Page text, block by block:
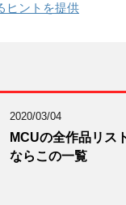
ヒントを提供
2020/03/04
MCUの全作品リス
ならこの一覧